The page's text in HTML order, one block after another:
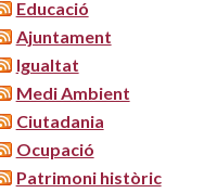
Educació
Ajuntament
Igualtat
Medi Ambient
Ciutadania
Ocupació
Patrimoni històric